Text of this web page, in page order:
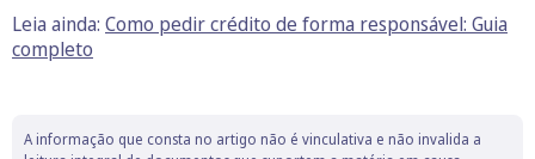
Leia ainda: Como pedir crédito de forma responsável: Guia
completo
A informação que consta no artigo não é vinculativa e não invalida a